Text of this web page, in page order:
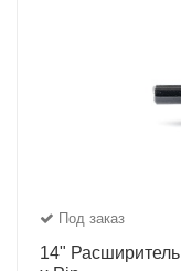
Под заказ
14"